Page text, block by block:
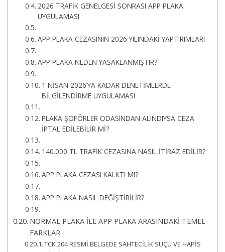
2026 TRAFİK GENELGESİ SONRASI APP PLAKA
UYGULAMASI
APP PLAKA CEZASININ 2026 YILINDAKİ YAPTIRIMLARI
APP PLAKA NEDEN YASAKLANMIŞTIR?
1 NİSAN 2026’YA KADAR DENETİMLERDE
BİLGİLENDİRME UYGULAMASI
PLAKA ŞOFÖRLER ODASINDAN ALINDIYSA CEZA
İPTAL EDİLEBİLİR Mİ?
140.000 TL TRAFİK CEZASINA NASIL İTİRAZ EDİLİR?
APP PLAKA CEZASI KALKTI MI?
APP PLAKA NASIL DEĞİŞTİRİLİR?
NORMAL PLAKA İLE APP PLAKA ARASINDAKİ TEMEL
FARKLAR
TCK 204 RESMİ BELGEDE SAHTECİLİK SUÇU VE HAPİS